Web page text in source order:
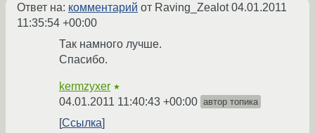
Ответ на: комментарий от Raving_Zealot04.01.2011
11:35:54 +00:00
Так намного лучше.
Спасибо.
kermzyxer ★
04.01.2011 11:40:43 +00:00 автор топика
Ссылка